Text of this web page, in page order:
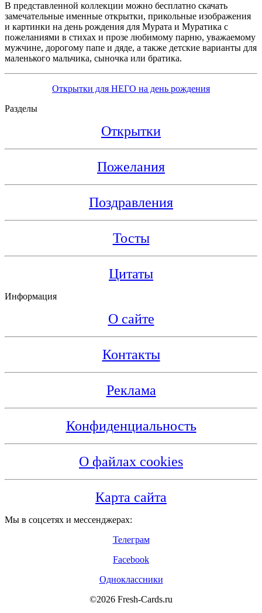
В представленной коллекции можно бесплатно скачать
замечательные именные открытки, прикольные изображения
и картинки на день рождения для Мурата и Муратика с
пожеланиями в стихах и прозе любимому парню, уважаемому
мужчине, дорогому папе и дяде, а также детские варианты для
маленького мальчика, сыночка или братика.
Открытки для НЕГО на день рождения
Разделы
Открытки
Пожелания
Поздравления
Тосты
Цитаты
Информация
О сайте
Контакты
Реклама
Конфиденциальность
О файлах cookies
Карта сайта
Мы в соцсетях и мессенджерах:
Телеграм
Facebook
Одноклассники
©2026 Fresh-Cards.ru